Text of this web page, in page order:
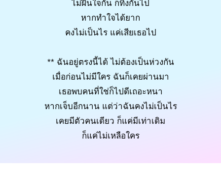
ไม่ฝืนใจกัน ก็ทิ้งกันไป
หากทำใจได้ยาก
คงไม่เป็นไร แค่เสียเธอไป
** ฉันอยู่ตรงนี้ได้ ไม่ต้องเป็นห่วงกัน
เมื่อก่อนไม่มีใคร ฉันก็เคยผ่านมา
เธอพบคนที่ใช่ก็ไปดีเถอะหนา
หากเจ็บอีกนาน แต่ว่าฉันคงไม่เป็นไร
เคยมีตัวคนเดียว ก็แค่มีเท่าเดิม
ก็แค่ไม่เหลือใคร